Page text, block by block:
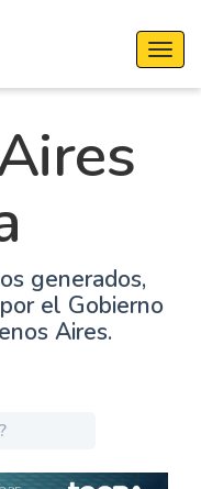
generados,
el Gobierno
Aires.